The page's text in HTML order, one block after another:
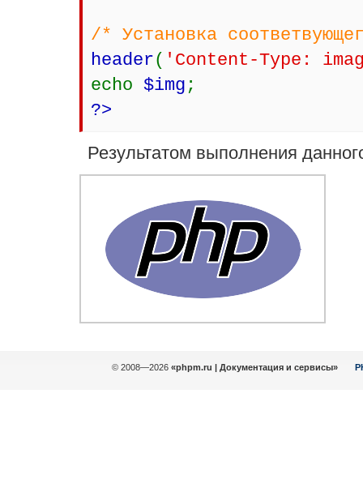
/* Установка
header( 'Content-Type:
echo $img ;
?>
Результатом выполнения
© 2008—2026 «phpm.ru | Документация и сервисы»